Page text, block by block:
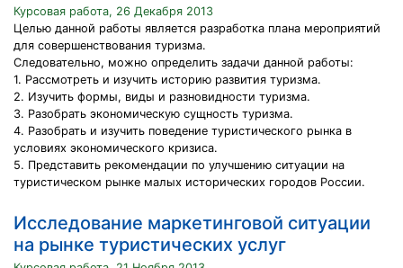
Курсовая работа, 26 Декабря 2013
Целью данной работы является разработка плана мероприятий
для совершенствования туризма.
Следовательно, можно определить задачи данной работы:
1. Рассмотреть и изучить историю развития туризма.
2. Изучить формы, виды и разновидности туризма.
3. Разобрать экономическую сущность туризма.
4. Разобрать и изучить поведение туристического рынка в
условиях экономического кризиса.
5. Представить рекомендации по улучшению ситуации на
туристическом рынке малых исторических городов России.
Исследование маркетинговой ситуации
на рынке туристических услуг